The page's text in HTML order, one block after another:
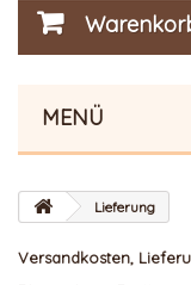
MENÜ
Lieferung
Versandkosten,